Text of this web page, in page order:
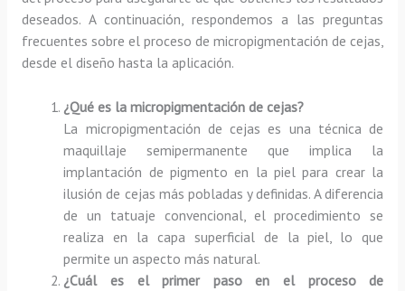
deseados. A continuación, respondemos a las preguntas
frecuentes sobre el proceso de micropigmentación de cejas,
desde el diseño hasta la aplicación.
¿Qué es la micropigmentación de cejas?
La micropigmentación de cejas es una técnica de
maquillaje semipermanente que implica la
implantación de pigmento en la piel para crear la
ilusión de cejas más pobladas y definidas. A diferencia
de un tatuaje convencional, el procedimiento se
realiza en la capa superficial de la piel, lo que
permite un aspecto más natural.
¿Cuál es el primer paso en el proceso de